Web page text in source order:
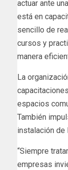
actuar ante
está en
sencillo de
cursos y
manera
La
espacios
También
instalación de
“Siempre
empresas